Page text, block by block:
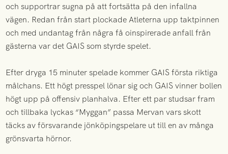
och supportrar sugna på att fortsätta på den infallna
vägen. Redan från start plockade Atleterna upp taktpinnen
och med undantag från några få oinspirerade anfall från
gästerna var det GAIS som styrde spelet.
Efter dryga 15 minuter spelade kommer GAIS första riktiga
målchans. Ett högt presspel lönar sig och GAIS vinner bollen
högt upp på offensiv planhalva. Efter ett par studsar fram
och tillbaka lyckas “Myggan” passa Mervan vars skott
täcks av försvarande jönköpingspelare ut till en av många
grönsvarta hörnor.